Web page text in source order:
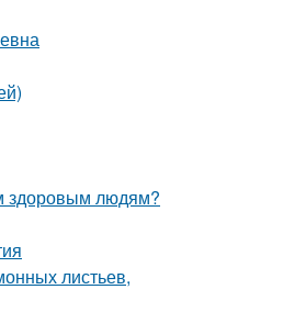
здоровым людям?
листьев,